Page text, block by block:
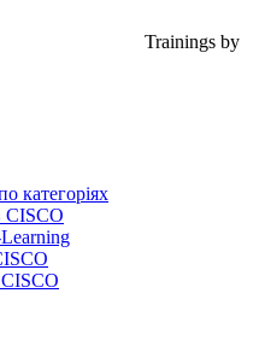
Trainings by
категоріях
CISCO